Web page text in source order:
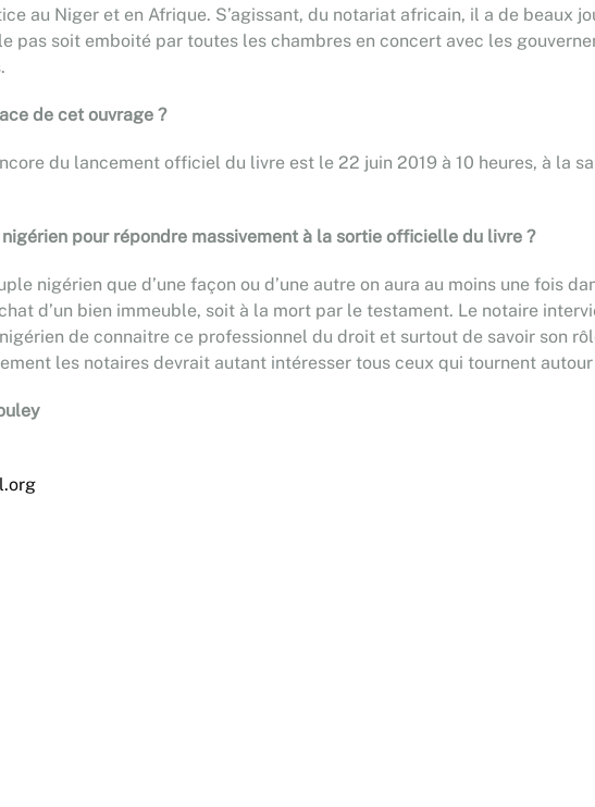
au Niger et en Afrique. S’agissant, du notariat africain, il a de beaux
pas soit emboité par toutes les chambres en concert avec les
de cet ouvrage ?
du lancement officiel du livre est le 22 juin 2019 à 10 heures, à la
pour répondre massivement à la sortie officielle du livre ?
nigérien que d’une façon ou d’une autre on aura au moins une fois
d’un bien immeuble, soit à la mort par le testament. Le notaire
de connaitre ce professionnel du droit et surtout de savoir son
les notaires devrait autant intéresser tous ceux qui tournent